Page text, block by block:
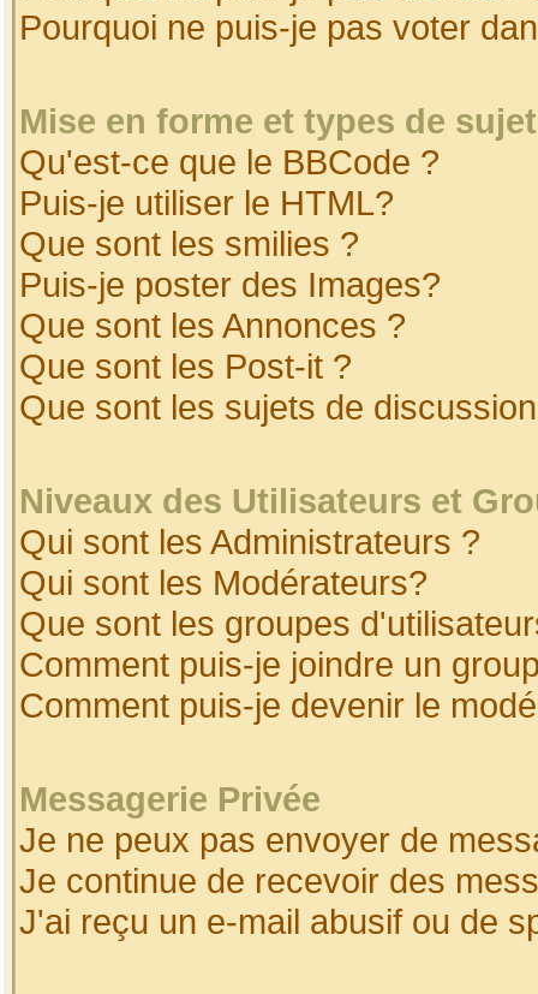
Pourquoi ne puis-je pas voter
Mise en forme et types de
Qu'est-ce que le BBCode ?
Puis-je utiliser le HTML?
Que sont les smilies ?
Puis-je poster des Images?
Que sont les Annonces ?
Que sont les Post-it ?
Que sont les sujets de
Niveaux des Utilisateurs et
Qui sont les Administrateurs ?
Qui sont les Modérateurs?
Que sont les groupes
Comment puis-je joindre un
Comment puis-je devenir le
Messagerie Privée
Je ne peux pas envoyer de
Je continue de recevoir des
J'ai reçu un e-mail abusif ou de